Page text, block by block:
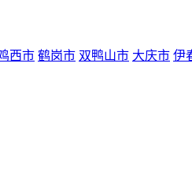
西市 鹤岗市 双鸭山市 大庆市 伊